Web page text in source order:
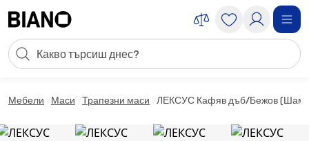
Търсене
Мебели Маси Трапезни маси ЛЕКСУС Кафяв дъб/Бежов